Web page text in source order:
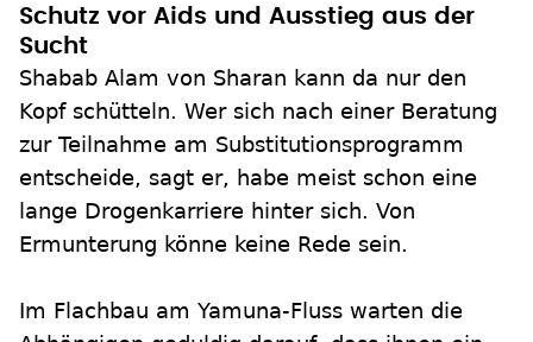
Schutz vor Aids und Ausstieg aus der
Sucht
Shabab Alam von Sharan kann da nur den
Kopf schütteln. Wer sich nach einer Beratung
zur Teilnahme am Substitutionsprogramm
entscheide, sagt er, habe meist schon eine
lange Drogenkarriere hinter sich. Von
Ermunterung könne keine Rede sein.
Im Flachbau am Yamuna-Fluss warten die